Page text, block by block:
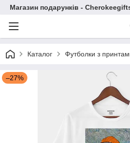
Магазин подарунків -
Каталог Футболки з
–27%